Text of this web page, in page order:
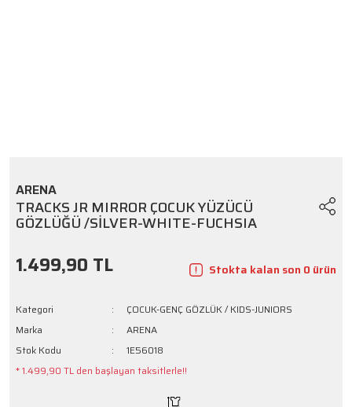
ARENA
TRACKS JR MIRROR ÇOCUK YÜZÜCÜ
GÖZLÜĞÜ /SİLVER-WHITE-FUCHSIA
1.499,90 TL Stokta kalan son 0 ürün
Kategori
ÇOCUK-GENÇ GÖZLÜK / KIDS-JUNIORS
Marka
ARENA
Stok Kodu
1E56018
* 1.499,90 TL den başlayan taksitlerle!!